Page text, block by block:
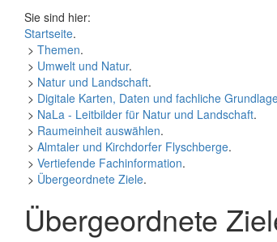
Sie sind hier:
Startseite.
> Themen.
> Umwelt und Natur.
> Natur und Landschaft.
> Digitale Karten, Daten und fachliche
> NaLa - Leitbilder für Natur und Landschaft.
> Raumeinheit auswählen.
> Almtaler und Kirchdorfer Flyschberge.
> Vertiefende Fachinformation.
> Übergeordnete Ziele.
Übergeordnete